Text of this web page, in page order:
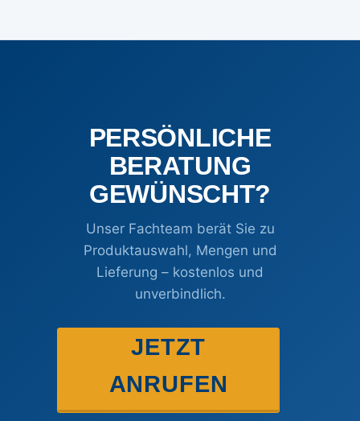
auf
auf
PERSÖNLICHE
BERATUNG
GEWÜNSCHT?
Unser Fachteam berät Sie zu
Produktauswahl, Mengen und
Lieferung – kostenlos und
unverbindlich.
JETZT
ANRUFEN